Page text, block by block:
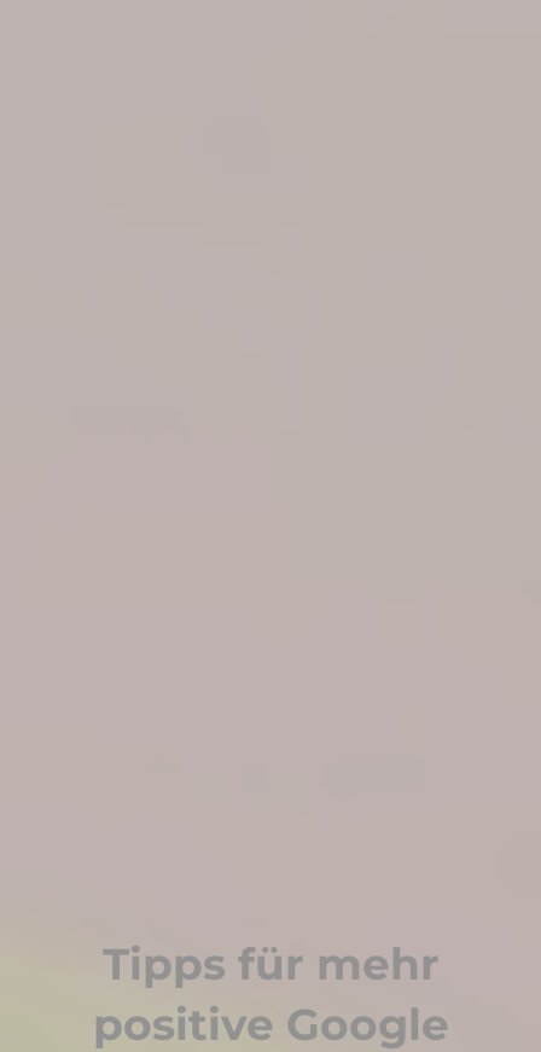
Tipps für mehr
positive Google